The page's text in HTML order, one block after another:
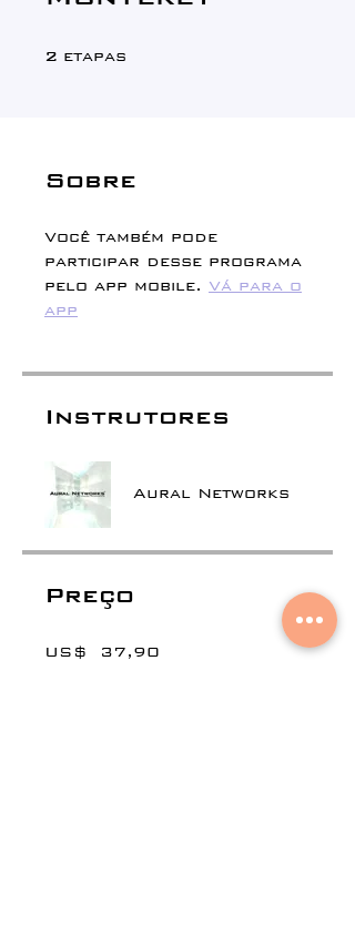
2 etapas
Sobre
Você também pode
participar desse programa
pelo app mobile. Vá para o
app
Instrutores
Aural Networks
Preço
US$ 37,90